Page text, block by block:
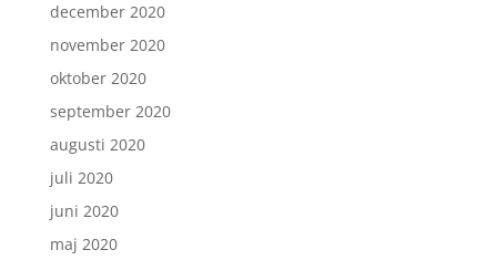
december 2020
november 2020
oktober 2020
september 2020
augusti 2020
juli 2020
juni 2020
maj 2020